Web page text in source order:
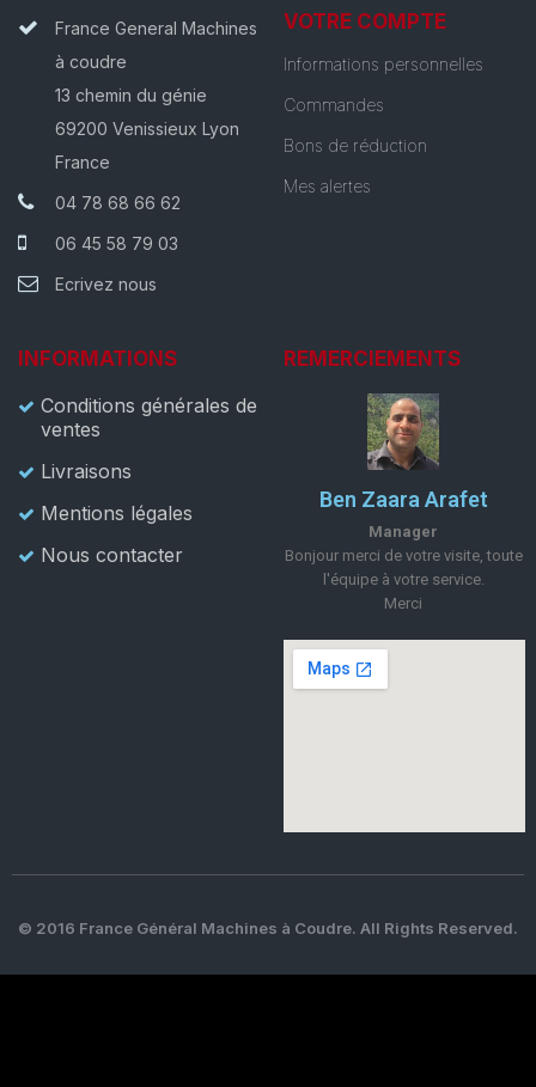
France General Machines
à coudre
13 chemin du génie
69200 Venissieux Lyon
France
04 78 68 66 62
06 45 58 79 03
Ecrivez nous
VOTRE COMPTE
Informations personnelles
Commandes
Bons de réduction
Mes alertes
INFORMATIONS
Conditions générales de
ventes
Livraisons
Mentions légales
Nous contacter
REMERCIEMENTS
Ben Zaara Arafet
Manager
Bonjour merci de votre visite, toute
l'équipe à votre service.
Merci
© 2016 France Général Machines à Coudre. All Rights Reserved.